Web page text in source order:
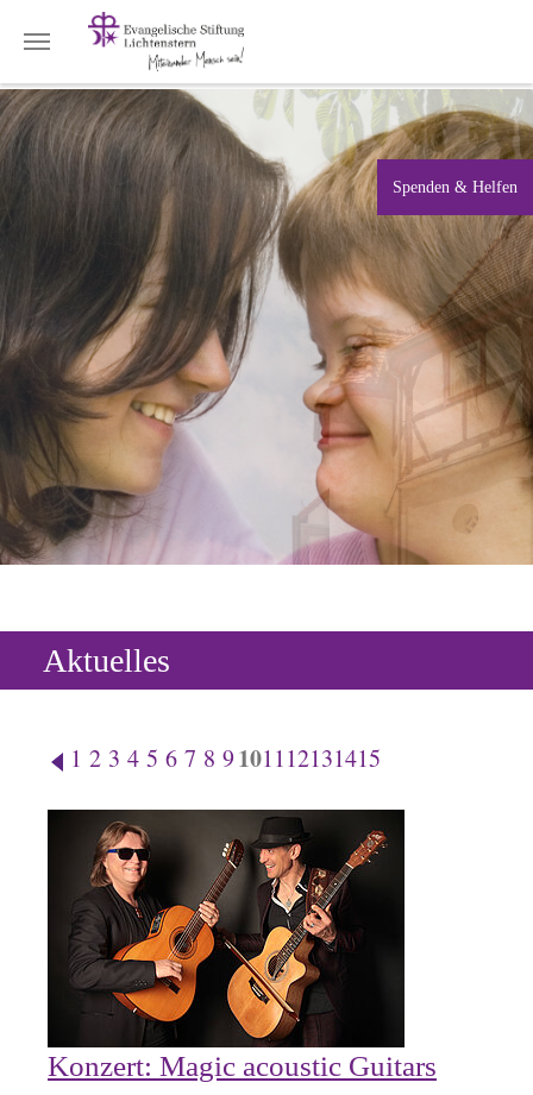
Zum Hauptinhalt springen
Spenden & Helfen
Aktuelles
1 2 3 4 5 6 7 8 9101112131415
Konzert: Magic acoustic Guitars